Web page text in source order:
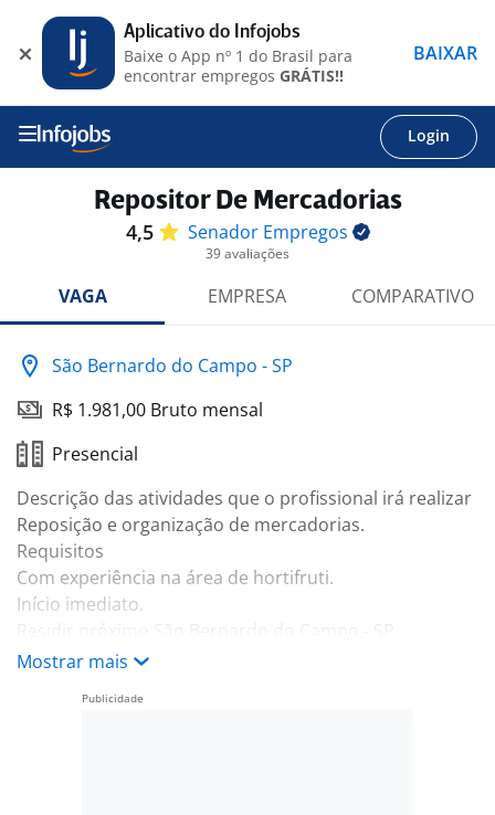
Login
Repositor De Mercadorias
4,5 Senador Empregos
39 avaliações
VAGA EMPRESA COMPARATIVO
São Bernardo do Campo - SP
R$ 1.981,00 Bruto mensal
Presencial
Descrição das atividades que o profissional irá realizar
Reposição e organização de mercadorias.
Requisitos
Com experiência na área de hortifruti.
Início imediato.
Benefícios:
convênio farmácia convênio com supermercado
Mostrar mais
Aplicativo do Infojobs
Baixe o App nº 1 do Brasil para
encontrar empregos GRÁTIS!!
BAIXAR